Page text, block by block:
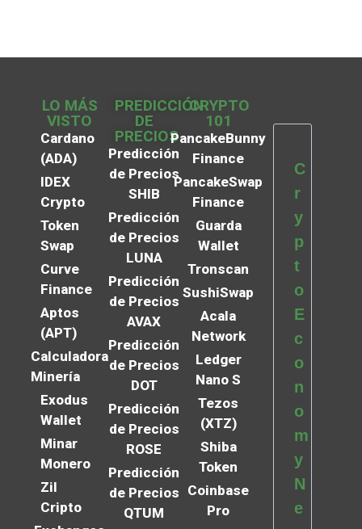
LO MÁS
VISTO
Cardano
(ADA)
IDEX
Crypto
Token
Swap
Curve
Finance
Aptos
(APT)
Calculadora
Minería
Exodus
Wallet
Minar
Monero
Zil
Cripto
PREDICCIÓN
DE
PRECIOS
Predicción
de Precios
SHIB
Predicción
de Precios
LUNA
Predicción
de Precios
AVAX
Predicción
de Precios
DOT
Predicción
de Precios
ROSE
Predicción
de Precios
QTUM
CRYPTO
101
PancakeBunny
Finance
PancakeSwap
Finance
Guarda
Wallet
Tronscan
SushiSwap
Acala
Network
Ledger
Nano S
Tezos
(XTZ)
Shiba
Token
Coinbase
Pro
C
r
y
p
t
o
E
c
o
n
o
m
y
N
e